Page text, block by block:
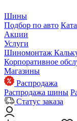
Шины
Подбор по авто
Акции
Услуги
Шиномонтаж
Корпоративное
Магазины
Распродажа
Распродажа шины
Статус заказа